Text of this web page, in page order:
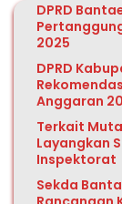
DPRD
2025
DPRD
Anggaran
Terkait
Layangkan
Inspektorat
Sekda